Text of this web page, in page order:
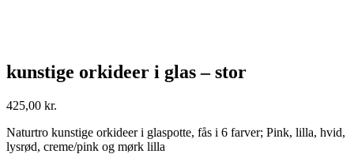
kunstige orkideer i glas – stor
425,00 kr.
Naturtro kunstige orkideer i glaspotte, fås i 6 farver; Pink, lilla, hvid,
lysrød, creme/pink og mørk lilla